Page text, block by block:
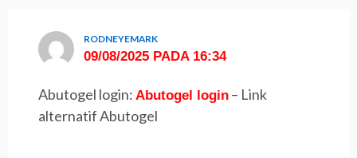
RODNEYEMARK
09/08/2025 PADA 16:34
Abutogel login: Abutogel login – Link
alternatif Abutogel